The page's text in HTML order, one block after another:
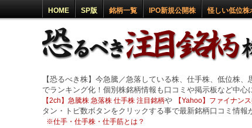
HOME SP版 銘柄一覧 IPO新規公開株 怪しい低位株
【恐るべき株】今急騰／急落している株、仕手株、低位株
でランキング化！個別株銘柄情報も口コミや掲示板など中心
【2ch】急騰株 急落株 仕手株 注目銘柄や 【Yahoo】ファイナン
タン・トピ数ボタンをクリックする事で最新銘柄口コミ情
※仕手・仕手株・仕手筋とは？